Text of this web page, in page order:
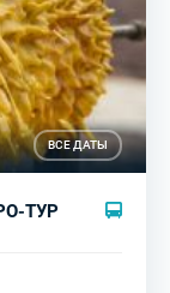
ВСЕ ДАТЫ
ТУР